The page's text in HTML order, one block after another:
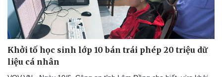
Khởi tố học sinh lớp 10 bán trái phép 20 triệu dữ
liệu cá nhân